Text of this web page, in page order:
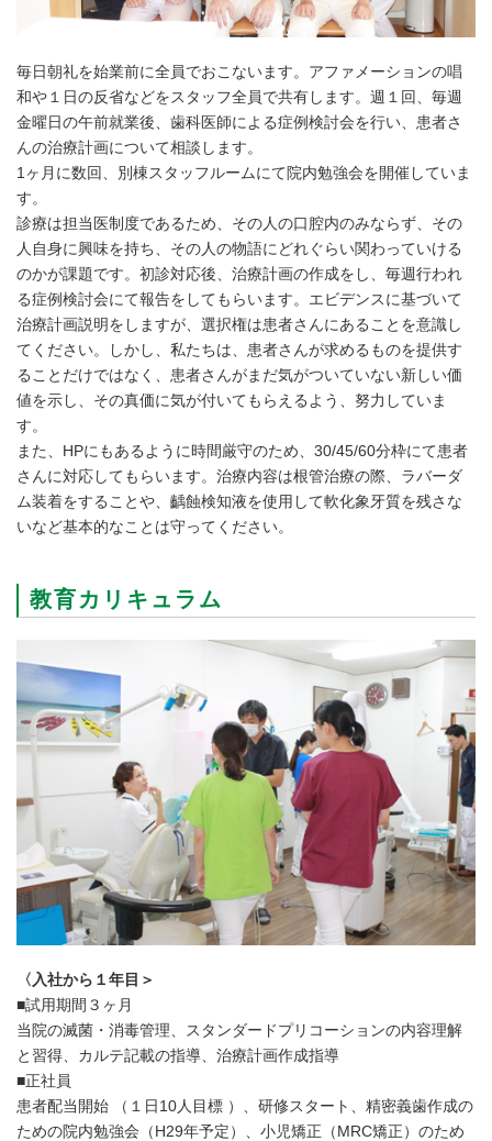
毎日朝礼を始業前に全員でおこないます。アファメーションの唱
和や１日の反省などをスタッフ全員で共有します。週１回、毎週
金曜日の午前就業後、歯科医師による症例検討会を行い、患者さ
んの治療計画について相談します。
1ヶ月に数回、別棟スタッフルームにて院内勉強会を開催していま
す。
診療は担当医制度であるため、その人の口腔内のみならず、その
人自身に興味を持ち、その人の物語にどれぐらい関わっていける
のかが課題です。初診対応後、治療計画の作成をし、毎週行われ
る症例検討会にて報告をしてもらいます。エビデンスに基づいて
治療計画説明をしますが、選択権は患者さんにあることを意識し
てください。しかし、私たちは、患者さんが求めるものを提供す
ることだけではなく、患者さんがまだ気がついていない新しい価
値を示し、その真価に気が付いてもらえるよう、努力していま
す。
また、HPにもあるように時間厳守のため、30/45/60分枠にて患者
さんに対応してもらいます。治療内容は根管治療の際、ラバーダ
ム装着をすることや、齲蝕検知液を使用して軟化象牙質を残さな
いなど基本的なことは守ってください。
教育カリキュラム
〈入社から１年目＞
■試用期間３ヶ月
当院の滅菌・消毒管理、スタンダードプリコーションの内容理解
と習得、カルテ記載の指導、治療計画作成指導
■正社員
患者配当開始 （１日10人目標 ）、研修スタート、精密義歯作成の
ための院内勉強会（H29年予定）、小児矯正（MRC矯正）のため